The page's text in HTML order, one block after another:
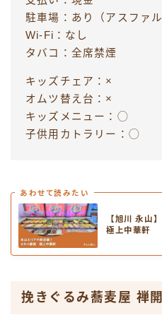
駐車場：あり（アスファ
Wi-Fi：なし
タバコ：全席禁煙
キッズチェア：×
オムツ替え台：×
キッズメニュー：◯
子供用カトラリー：◯
あわせて読みたい
【旭川 永山
極上中華軒
挽きぐるみ蕎麦屋 禅